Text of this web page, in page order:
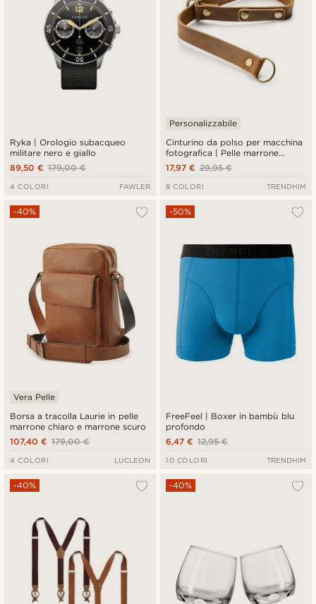
Ryka | Orologio subacqueo
militare nero e giallo
179,00 €
89,50 €
4 COLORI FAWLER
Cinturino da polso per macchina
fotografica | Pelle marrone
vintage
Personalizzabile
29,95 €
17,97 €
8 COLORI TRENDHIM
Borsa a tracolla Laurie in pelle
marrone chiaro e marrone scuro
-40%
Vera Pelle
179,00 €
107,40 €
4 COLORI LUCLEON
FreeFeel | Boxer in bambù blu
profondo
-50%
12,95 €
6,47 €
10 COLORI TRENDHIM
-40% -40%